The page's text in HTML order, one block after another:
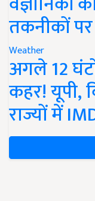
तकनीकों
Weather
अगले 12
कहर! यूपी,
राज्यों में